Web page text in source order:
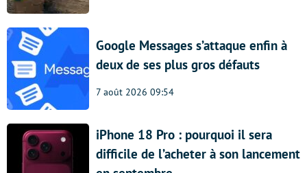
Google Messages s’attaque enfin à
deux de ses plus gros défauts
7 août 2026 09:54
iPhone 18 Pro : pourquoi il sera
difficile de l’acheter à son lancement